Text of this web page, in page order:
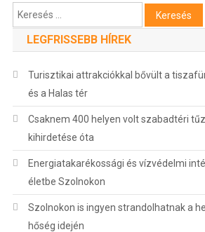
Keresés:
LEGFRISSEBB HÍREK
Turisztikai attrakciókkal bővült a
és a Halas tér
Csaknem 400 helyen volt szabadtéri
kihirdetése óta
Energiatakarékossági és vízvédelmi
életbe Szolnokon
Szolnokon is ingyen strandolhatnak a
hőség idején